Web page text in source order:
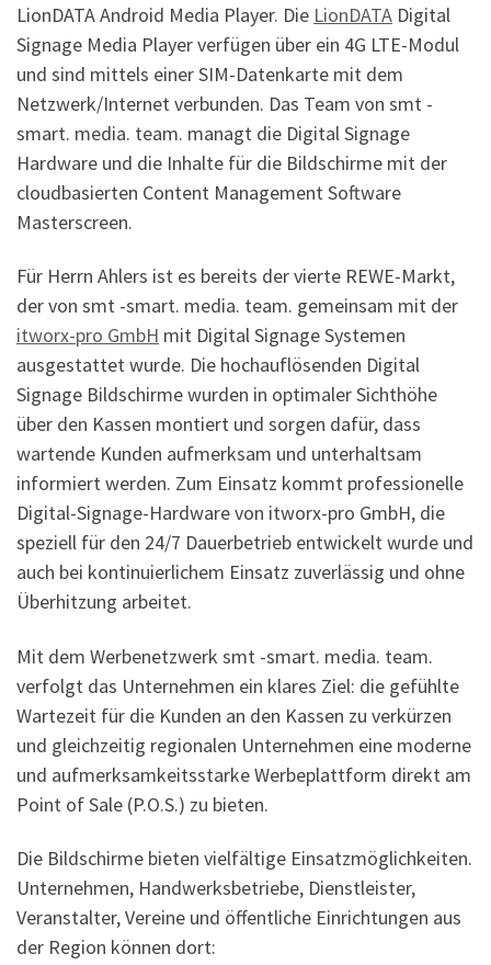
LionDATA Android Media Player. Die LionDATA Digital
Signage Media Player verfügen über ein 4G LTE-Modul
und sind mittels einer SIM-Datenkarte mit dem
Netzwerk/Internet verbunden. Das Team von smt -
smart. media. team. managt die Digital Signage
Hardware und die Inhalte für die Bildschirme mit der
cloudbasierten Content Management Software
Masterscreen.
Für Herrn Ahlers ist es bereits der vierte REWE-Markt,
der von smt -smart. media. team. gemeinsam mit der
itworx-pro GmbH mit Digital Signage Systemen
ausgestattet wurde. Die hochauflösenden Digital
Signage Bildschirme wurden in optimaler Sichthöhe
über den Kassen montiert und sorgen dafür, dass
wartende Kunden aufmerksam und unterhaltsam
informiert werden. Zum Einsatz kommt professionelle
Digital-Signage-Hardware von itworx-pro GmbH, die
speziell für den 24/7 Dauerbetrieb entwickelt wurde und
auch bei kontinuierlichem Einsatz zuverlässig und ohne
Überhitzung arbeitet.
Mit dem Werbenetzwerk smt -smart. media. team.
verfolgt das Unternehmen ein klares Ziel: die gefühlte
Wartezeit für die Kunden an den Kassen zu verkürzen
und gleichzeitig regionalen Unternehmen eine moderne
und aufmerksamkeitsstarke Werbeplattform direkt am
Point of Sale (P.O.S.) zu bieten.
Die Bildschirme bieten vielfältige Einsatzmöglichkeiten.
Unternehmen, Handwerksbetriebe, Dienstleister,
Veranstalter, Vereine und öffentliche Einrichtungen aus
der Region können dort: